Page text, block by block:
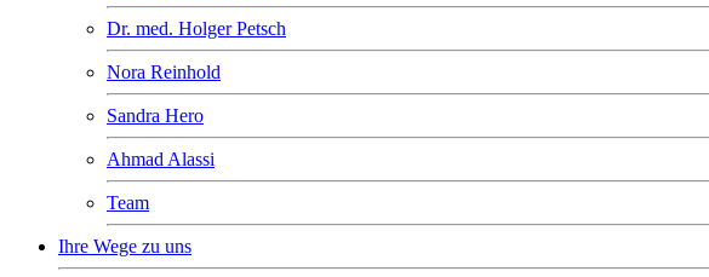
Dr. med. Holger Petsch
Nora Reinhold
Sandra Hero
Ahmad Alassi
Team
Ihre Wege zu uns